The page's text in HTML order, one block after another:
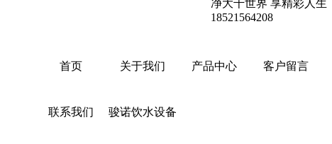
首页 关于我们 产品中心 客户留言
联系我们 骏诺饮水设备
净大千世界 享精彩人
18521564208